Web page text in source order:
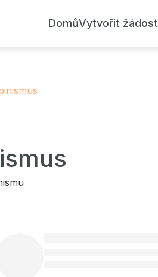
DomůVytvořit žádost